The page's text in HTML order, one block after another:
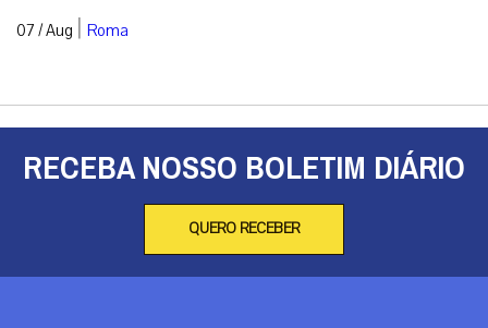
07 / Aug | Roma
RECEBA NOSSO BOLETIM DIÁRIO
QUERO RECEBER